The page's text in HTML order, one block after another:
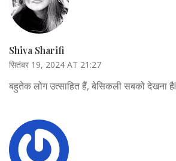
Shiva Sharifi
सितंबर 19, 2024 AT 21:27
बहुतेक लोग उत्साहित हैं, बेसिकली सबको देखना है!